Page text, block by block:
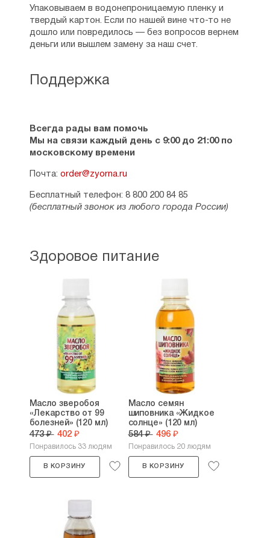
Поддержка
Всегда рады вам помочь
Мы на связи каждый день с 9:00 до 21:00 по
московскому времени
Почта: order@zyorna.ru
Бесплатный телефон: 8 800 200 84 85
(бесплатный звонок из любого города России)
Упаковываем в водонепроницаемую пленку и
твердый картон. Если по нашей вине что-то не
дошло или повредилось — без вопросов вернем
деньги или вышлем замену за наш счет.
Здоровое питание
Масло зверобоя
«Лекарство от 99
болезней» (120 мл)
473 ₽ 402 ₽
Понравилось 33 людям
В КОРЗИНУ
Масло семян
шиповника «Жидкое
солнце» (120 мл)
584 ₽ 496 ₽
Понравилось 20 людям
В КОРЗИНУ